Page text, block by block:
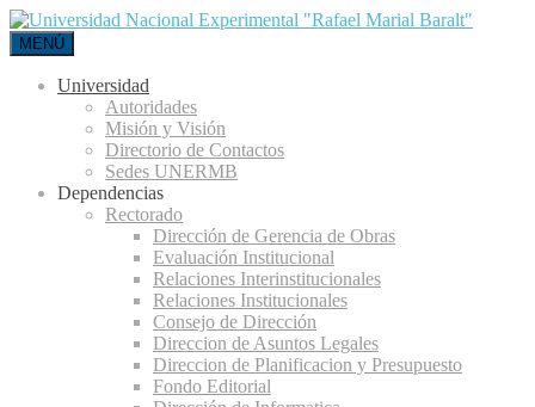
MENÚ
Universidad
Autoridades
Misión y Visión
Directorio de Contactos
Sedes UNERMB
Dependencias
Rectorado
Dirección de Gerencia de Obras
Evaluación Institucional
Relaciones Interinstitucionales
Relaciones Institucionales
Consejo de Dirección
Direccion de Asuntos Legales
Direccion de Planificacion y Presupuesto
Fondo Editorial